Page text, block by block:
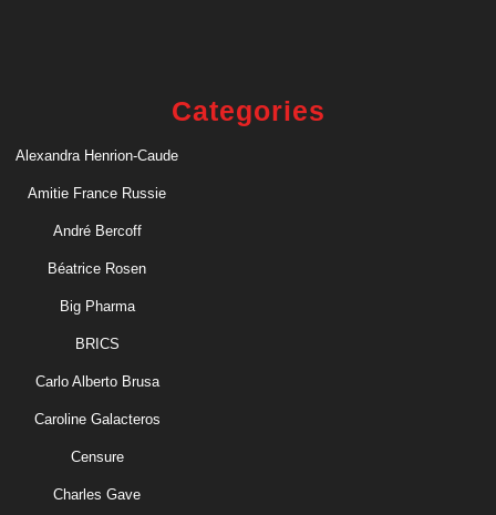
Categories
Alexandra Henrion-Caude
Amitie France Russie
André Bercoff
Béatrice Rosen
Big Pharma
BRICS
Carlo Alberto Brusa
Caroline Galacteros
Censure
Charles Gave